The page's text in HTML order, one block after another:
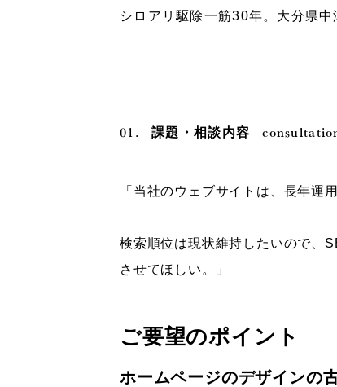
シロアリ駆除一筋30年。大分県
01. 課題・相談内容
「当社のウェブサイトは、長年運
検索順位は現状維持したいので、
させてほしい。」
ご要望のポイント
ホームページのデザインの